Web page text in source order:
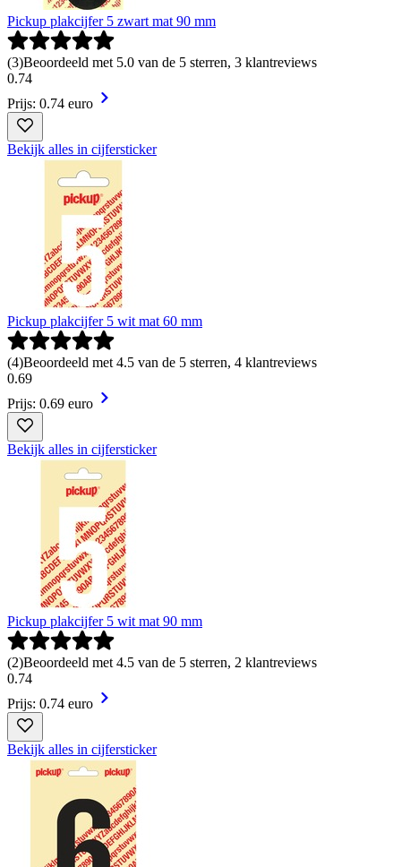
Pickup plakcijfer 5 zwart mat 90 mm
(3)Beoordeeld met 5.0 van de 5 sterren, 3 klantreviews
0.74
Prijs: 0.74 euro
Bekijk alles in cijfersticker
Pickup plakcijfer 5 wit mat 60 mm
(4)Beoordeeld met 4.5 van de 5 sterren, 4 klantreviews
0.69
Prijs: 0.69 euro
Bekijk alles in cijfersticker
Pickup plakcijfer 5 wit mat 90 mm
(2)Beoordeeld met 4.5 van de 5 sterren, 2 klantreviews
0.74
Prijs: 0.74 euro
Bekijk alles in cijfersticker